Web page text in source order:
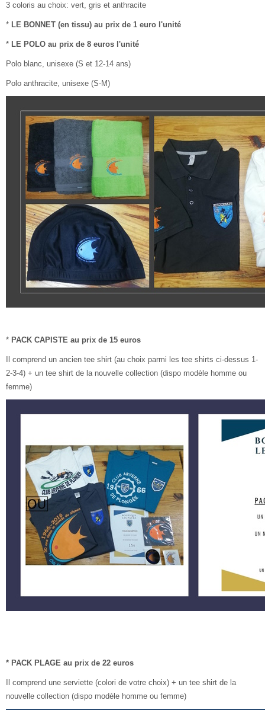
3 coloris au choix: vert, gris et anthracite
* LE BONNET (en tissu) au prix de 1 euro l'unité
* LE POLO au prix de 8 euros l'unité
Polo blanc, unisexe (S et 12-14 ans)
Polo anthracite, unisexe (S-M)
* PACK CAPISTE au prix de 15 euros
Il comprend un ancien tee shirt (au choix parmi les tee shirts ci-dessus 1-
2-3-4) + un tee shirt de la nouvelle collection (dispo modèle homme ou
femme)
* PACK PLAGE au prix de 22 euros
Il comprend une serviette (colori de votre choix) + un tee shirt de la
nouvelle collection (dispo modèle homme ou femme)